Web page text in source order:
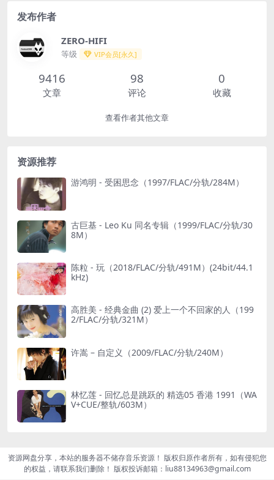
发布作者
ZERO-HIFI
等级 VIP会员[永久]
9416
文章
98
评论
0
收藏
查看作者其他文章
资源推荐
游鸿明 - 受困思念（1997/FLAC/分轨/284M）
古巨基 - Leo Ku 同名专辑（1999/FLAC/分轨/30
8M）
陈粒 - 玩（2018/FLAC/分轨/491M）(24bit/44.1
kHz)
高胜美 - 经典金曲 (2) 爱上一个不回家的人（199
2/FLAC/分轨/321M）
许嵩 – 自定义（2009/FLAC/分轨/240M）
林忆莲 - 回忆总是跳跃的 精选05 香港 1991（WA
V+CUE/整轨/603M）
资源网盘分享，本站的服务器不储存音乐资源！ 版权归原作者所有，如有侵犯您
的权益，请联系我们删除！ 版权投诉邮箱：liu88134963@gmail.com